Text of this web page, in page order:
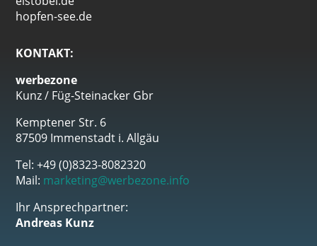
hopfen-see.de
KONTAKT:
werbezone
Kunz / Füg-Steinacker Gbr
Kemptener Str. 6
87509 Immenstadt i. Allgäu
Tel: +49 (0)8323-8082320
Mail: marketing@werbezone.info
Ihr Ansprechpartner:
Andreas Kunz